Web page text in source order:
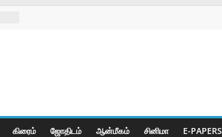
கிரைம் ஜோ‌திட‌ம் ஆன்மீகம் சினிமா E-PAPERS